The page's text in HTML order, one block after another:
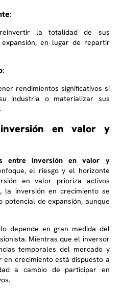
:
la totalidad de sus
en lugar de repartir
:
rendimientos significativos si
industria o materializar sus
en valor y
entre inversión en valor y
el riesgo y el horizonte
en valor prioriza activos
la inversión en crecimiento se
de expansión, aunque
depende en gran medida del
Mientras que el inversor
temporales del mercado y
en crecimiento está dispuesto a
a cambio de participar en